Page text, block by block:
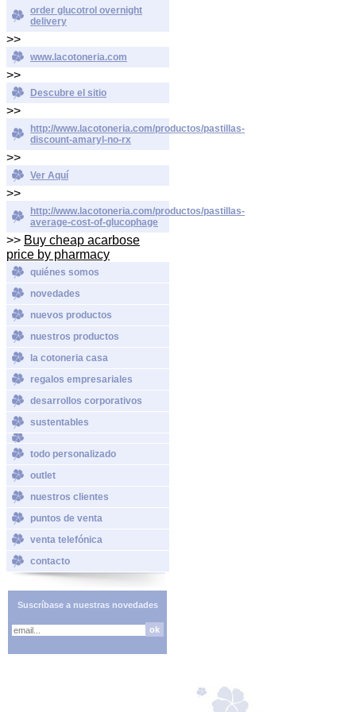
order glucotrol overnight
delivery
>>
www.lacotoneria.com
>>
Descubre el sitio
>>
http://www.lacotoneria.com/productos/pastillas-
discount-amaryl-no-rx
>>
Ver Aquí
>>
http://www.lacotoneria.com/productos/pastillas-
average-cost-of-glucophage
>> Buy cheap acarbose
price by pharmacy
quiénes somos
novedades
nuevos productos
nuestros productos
la cotoneria casa
regalos empresariales
desarrollos corporativos
sustentables
todo personalizado
outlet
nuestros clientes
puntos de venta
venta telefónica
contacto
Suscríbase a nuestras novedades